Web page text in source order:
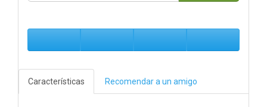
Características Recomendar a un amigo